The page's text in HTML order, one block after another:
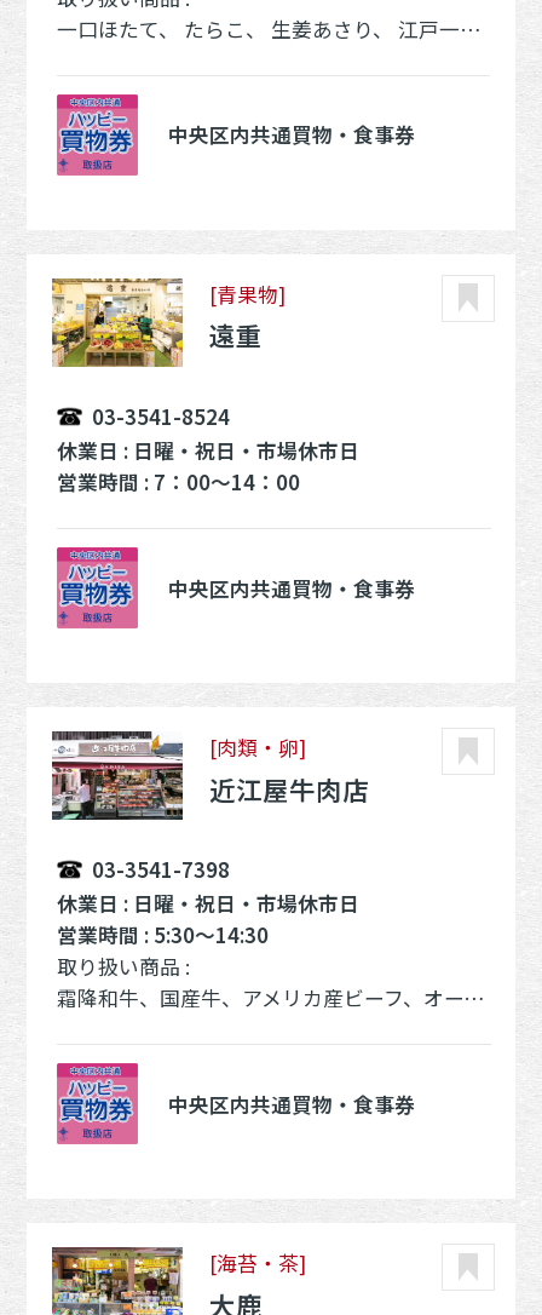
一口ほたて、 たらこ、 生姜あさり、 江戸一昆布、 まぐろ旨炊き、 ちりめん山椒、 わかさぎやわらか煮、 風味楽、 赤えび、 丹波黒豆
中央区内共通買物・食事券
[青果物]
遠重
03-3541-8524
休業日 : 日曜・祝日・市場休市日
営業時間 : 7：00～14：00
中央区内共通買物・食事券
[肉類・卵]
近江屋牛肉店
03-3541-7398
休業日 : 日曜・祝日・市場休市日
営業時間 : 5:30～14:30
取り扱い商品 :
霜降和牛、国産牛、アメリカ産ビーフ、オーストラリア産ビーフ、群馬産上物豚肉、輸入豚肉、馬刺し、生ハム、ウインナー・ハム
中央区内共通買物・食事券
[海苔・茶]
大鹿